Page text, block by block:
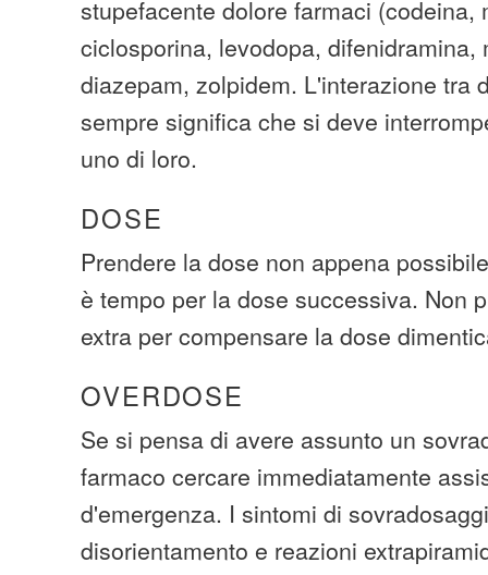
stupefacente dolore farmaci (codeina,
ciclosporina, levodopa, difenidramina,
diazepam, zolpidem. L'interazione tra
sempre significa che si deve
uno di loro.
DOSE
Prendere la dose non appena
è tempo per la dose successiva. Non
extra per compensare la dose
OVERDOSE
Se si pensa di avere assunto un
farmaco cercare immediatamente
d'emergenza. I sintomi di
disorientamento e reazioni